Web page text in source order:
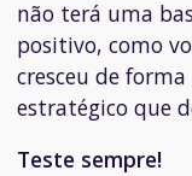
não terá uma
positivo, como
cresceu de
estratégico que
Teste sempre!